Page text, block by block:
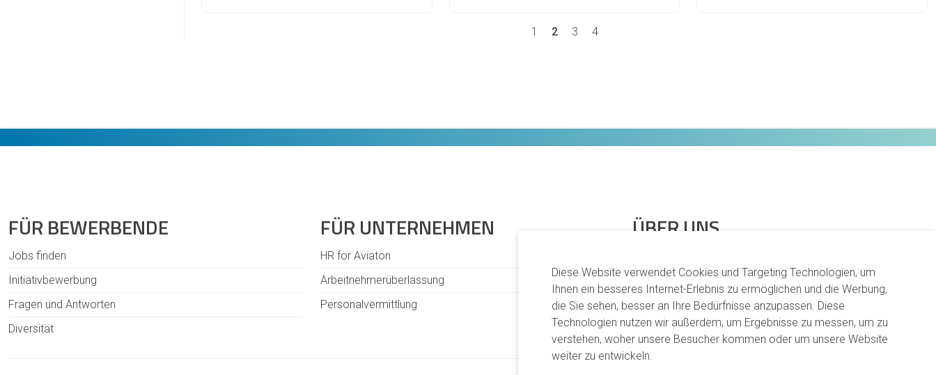
Diese Website verwendet Cookies und Targeting Technologien, um
Ihnen ein besseres Internet-Erlebnis zu ermöglichen und die Werbung,
die Sie sehen, besser an Ihre Bedürfnisse anzupassen. Diese
Technologien nutzen wir außerdem, um Ergebnisse zu messen, um zu
verstehen, woher unsere Besucher kommen oder um unsere Website
weiter zu entwickeln.
1 2 3 4
FÜR BEWERBENDE
Jobs finden
Initiativbewerbung
Fragen und Antworten
Diversität
FÜR UNTERNEHMEN
HR for Aviaton
Arbeitnehmerüberlassung
Personalvermittlung
ÜBER UNS
Karriere
Verantwortung
Standorte